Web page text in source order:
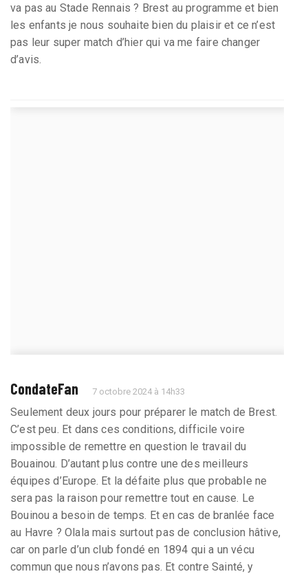
va pas au Stade Rennais ? Brest au programme et bien
les enfants je nous souhaite bien du plaisir et ce n’est
pas leur super match d’hier qui va me faire changer
d’avis.
CondateFan 7 octobre 2024 à 14h33
Seulement deux jours pour préparer le match de Brest.
C’est peu. Et dans ces conditions, difficile voire
impossible de remettre en question le travail du
Bouainou. D’autant plus contre une des meilleurs
équipes d’Europe. Et la défaite plus que probable ne
sera pas la raison pour remettre tout en cause. Le
Bouinou a besoin de temps. Et en cas de branlée face
au Havre ? Olala mais surtout pas de conclusion hâtive,
car on parle d’un club fondé en 1894 qui a un vécu
commun que nous n’avons pas. Et contre Sainté, y